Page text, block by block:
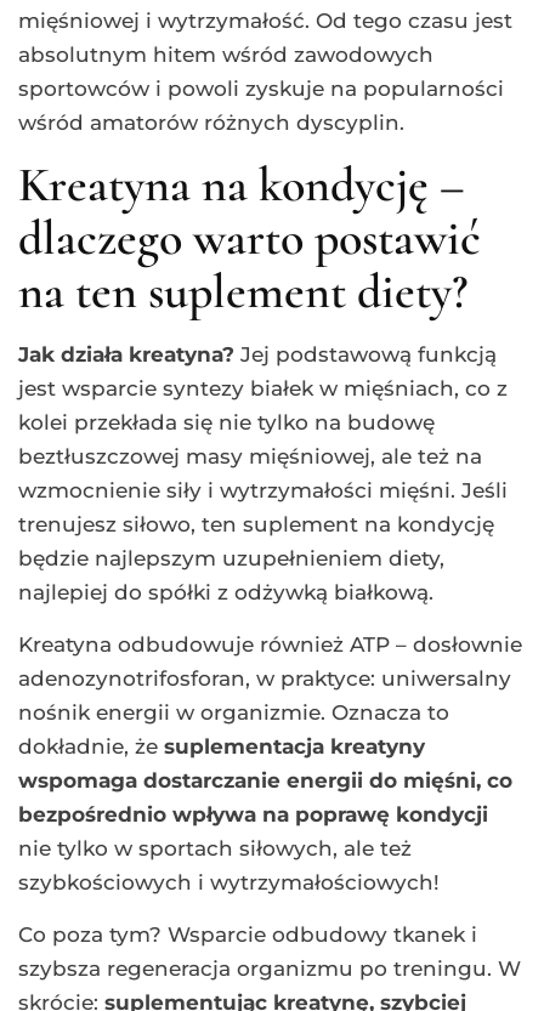
mięśniowej i wytrzymałość. Od tego czasu jest
absolutnym hitem wśród zawodowych
sportowców i powoli zyskuje na popularności
wśród amatorów różnych dyscyplin.
Kreatyna na kondycję –
dlaczego warto postawić
na ten suplement diety?
Jak działa kreatyna? Jej podstawową funkcją
jest wsparcie syntezy białek w mięśniach, co z
kolei przekłada się nie tylko na budowę
beztłuszczowej masy mięśniowej, ale też na
wzmocnienie siły i wytrzymałości mięśni. Jeśli
trenujesz siłowo, ten suplement na kondycję
będzie najlepszym uzupełnieniem diety,
najlepiej do spółki z odżywką białkową.
Kreatyna odbudowuje również ATP – dosłownie
adenozynotrifosforan, w praktyce: uniwersalny
nośnik energii w organizmie. Oznacza to
dokładnie, że suplementacja kreatyny
wspomaga dostarczanie energii do mięśni, co
bezpośrednio wpływa na poprawę kondycji
nie tylko w sportach siłowych, ale też
szybkościowych i wytrzymałościowych!
Co poza tym? Wsparcie odbudowy tkanek i
szybsza regeneracja organizmu po treningu. W
skrócie: suplementując kreatynę, szybciej